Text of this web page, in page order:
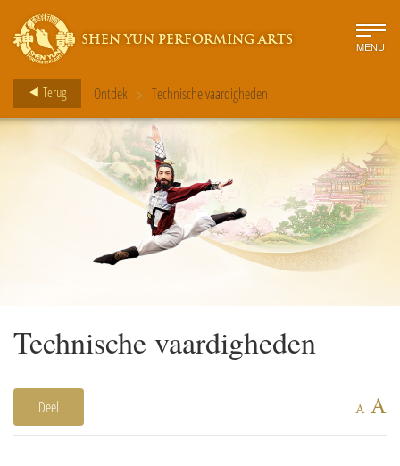
SHEN YUN PERFORMING ARTS MENU
Terug Ontdek > Technische vaardigheden
Technische vaardigheden
Deel A A